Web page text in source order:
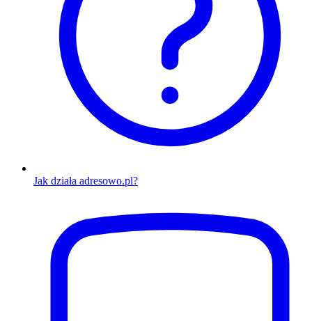
Jak działa adresowo.pl?